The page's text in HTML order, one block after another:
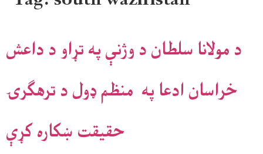
د مولانا سلطان د وژنې په تړاو د داعش
خراسان ادعا په منظم ډول د ترهګرۍ
حقیقت ښکاره کړې